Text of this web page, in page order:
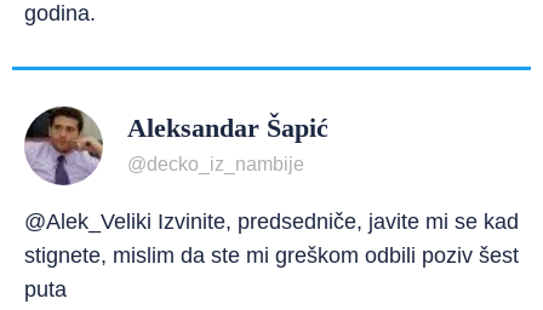
godina.
Aleksandar Šapić
@decko_iz_nambije
@Alek_Veliki Izvinite, predsedniče, javite mi se kad
stignete, mislim da ste mi greškom odbili poziv šest
puta